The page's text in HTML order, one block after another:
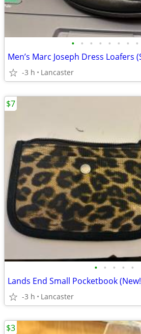
• • • • • • • •
Men’s Marc Joseph Dress Loafers
-3 h Lancaster
• • • • •
Lands End Small Pocketbook
-3 h Lancaster
$7
$3